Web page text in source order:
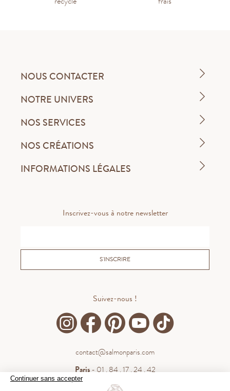
Continuer sans accepter
NOUS CONTACTER
NOTRE UNIVERS
NOS SERVICES
NOS CRÉATIONS
INFORMATIONS LÉGALES
Inscrivez-vous à notre newsletter
S'INSCRIRE
Suivez-nous !
contact@salmonparis.com
Paris- 01 . 84 . 17 . 24 . 42
- 05 . 35 . 54 . 45 . 53